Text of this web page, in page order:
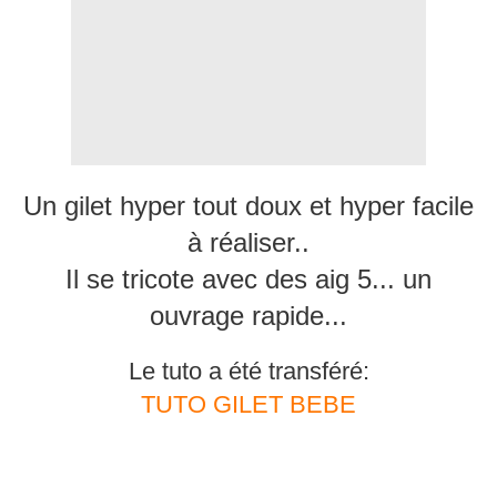
Un gilet hyper tout doux et hyper facile
à réaliser..
Il se tricote avec des aig 5... un
ouvrage rapide...
Le tuto a été transféré:
TUTO GILET BEBE